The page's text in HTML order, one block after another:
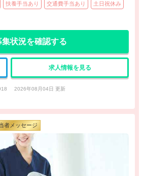
扶養手当あり 交通費手当あり 土日祝休み
集状況を確認する
求人情報を見る
2026年08月04日 更新
者メッセージ